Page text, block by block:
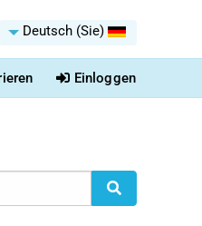
Deutsch (Sie)
Einloggen